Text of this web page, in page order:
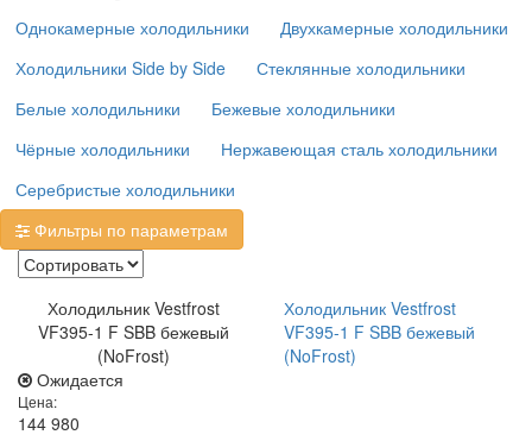
Однокамерные холодильники
Двухкамерные холодильники
Холодильники Side by Side
Стеклянные холодильники
Белые холодильники
Бежевые холодильники
Чёрные холодильники
Нержавеющая сталь холодильники
Серебристые холодильники
Фильтры по параметрам
Холодильник Vestfrost
VF395-1 F SBB бежевый
(NoFrost)
Холодильник Vestfrost
VF395-1 F SBB бежевый
(NoFrost)
Ожидается
Цена:
144 980